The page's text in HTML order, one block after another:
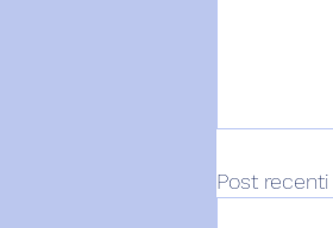
Post recenti